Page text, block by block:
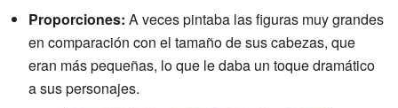
Proporciones: A veces pintaba las figuras muy grandes
en comparación con el tamaño de sus cabezas, que
eran más pequeñas, lo que le daba un toque dramático
a sus personajes.